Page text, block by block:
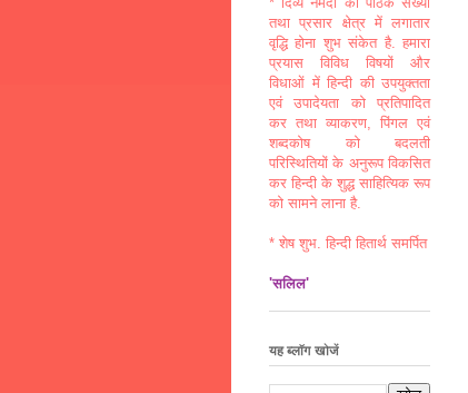
तथा प्रसार क्षेत्र में लगातार
वृद्धि होना शुभ संकेत है. हमारा
प्रयास विविध विषयों और
विधाओं में हिन्दी की उपयुक्तता
एवं उपादेयता को प्रतिपादित
कर तथा व्याकरण, पिंगल एवं
शब्दकोष को बदलती
परिस्थितियों के अनुरूप विकसित
कर हिन्दी के शुद्ध साहित्यिक रूप
को सामने लाना है.
* शेष शुभ. हिन्दी हितार्थ समर्पित
'सलिल'
यह ब्लॉग खोजें